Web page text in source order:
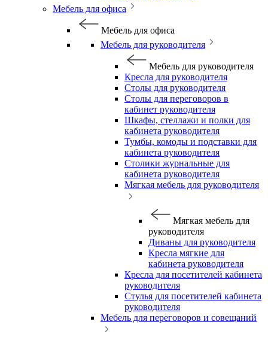
Мебель для офиса
Мебель для офиса
Мебель для руководителя
Мебель для руководителя
Кресла для руководителя
Столы для руководителя
Столы для переговоров в
кабинет руководителя
Шкафы, стеллажи и полки для
кабинета руководителя
Тумбы, комоды и подставки для
кабинета руководителя
Столики журнальные для
кабинета руководителя
Мягкая мебель для руководителя
Мягкая мебель для
руководителя
Диваны для руководителя
Кресла мягкие для
кабинета руководителя
Кресла для посетителей кабинета
руководителя
Стулья для посетителей кабинета
руководителя
Мебель для переговоров и совещаний